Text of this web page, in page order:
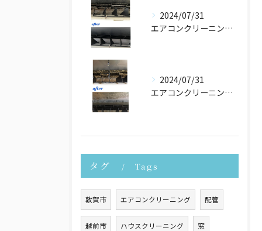
2024/07/31
エアコンクリーニングさせて頂きました！
2024/07/31
エアコンクリーニングたくさんご依頼頂いております！
タグ Tags
敦賀市 エアコンクリーニング 配管
越前市 ハウスクリーニング 窓